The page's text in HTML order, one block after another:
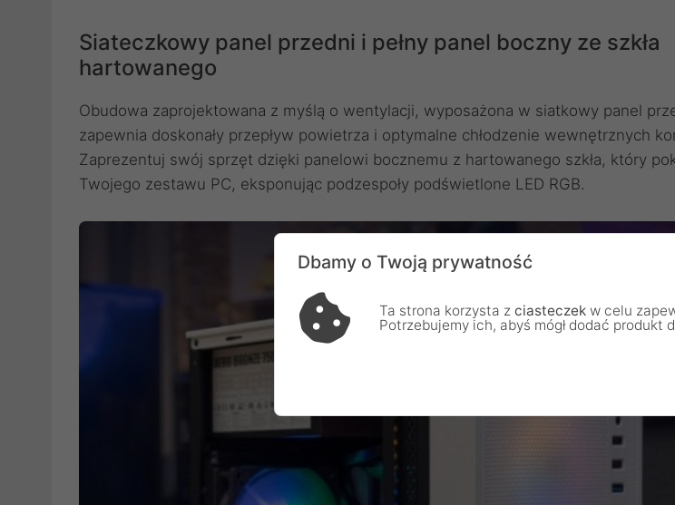
Siateczkowy panel przedni i pełny panel boczny ze szkła
hartowanego
Obudowa zaprojektowana z myślą o wentylacji, wyposażona w siatkowy panel
zapewnia doskonały przepływ powietrza i optymalne chłodzenie wewnętrznych
Zaprezentuj swój sprzęt dzięki panelowi bocznemu z hartowanego szkła, który
Twojego zestawu PC, eksponując podzespoły podświetlone LED RGB.
Dbamy o Twoją prywatność
Ta strona korzysta z ciasteczek w celu
Potrzebujemy ich, abyś mógł dodać produkt